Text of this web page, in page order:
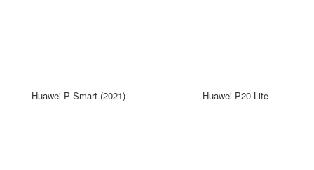
Huawei P Smart (2021) Huawei P20 Lite